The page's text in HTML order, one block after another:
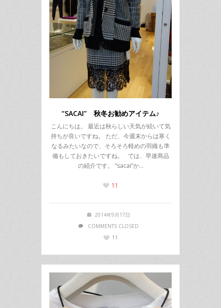
“SACAI” 秋冬お勧めアイテム♪
こんにちは。 最近は秋らしい天気が続いて気
持ちが良いですね。 ただ、今週末からは寒く
なるみたいなので、そろそろ軽めの羽織も準
備もしておきたいですね。 では、早速商品
の紹介です。 “sacai”か…
11
2014年9月17日
COMMENTS CLOSED
11